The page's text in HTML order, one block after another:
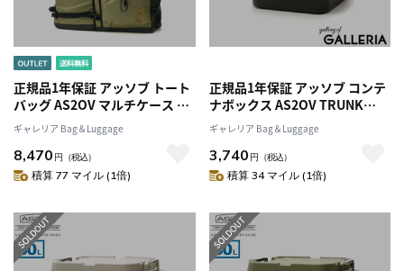
正規品1年保証 アッソブ トート
バッグ AS2OV マルチケース マ
ルチトート NYLON
POLYCARBONATE MULTI
CAMPING TOTE マルチ キャン
ピング ケース キャンプ アウト
152103
ギャレリア Bag＆Luggage
8,470 円 （税込）
積算 77 マイル (1倍)
正規品1年保証 アッソブ コンテ
ナボックス AS2OV TRUNK
CARGO CONTAINER コンテナ
30L 縦型 (30L/HIGH) トランク
カーゴ マルチボックス 収納ケ
ース 蓋付き キャンプ BBQ アウ
ギャレリア Bag＆Luggage
3,740 円 （税込）
積算 34 マイル (1倍)